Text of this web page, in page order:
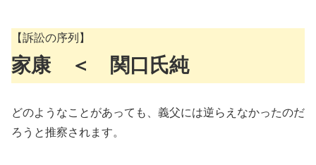
【訴訟の序列】
家康 ＜ 関口氏純
どのようなことがあっても、義父には逆らえなかったのだ
ろうと推察されます。